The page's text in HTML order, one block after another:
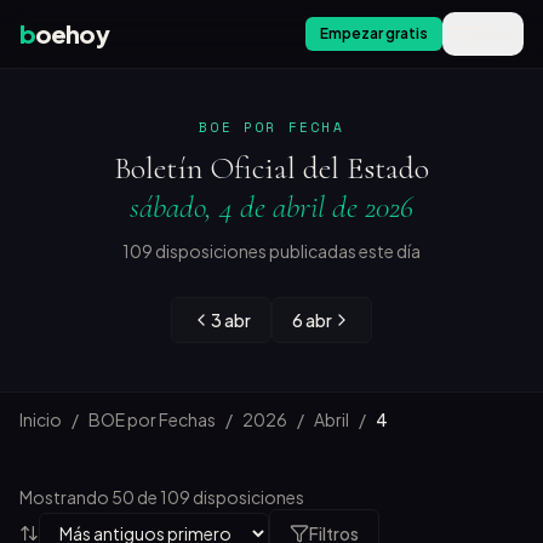
boehoy Empezar gratis
BOE POR FECHA
Boletín Oficial del Estado
sábado, 4 de abril de 2026
109 disposiciones publicadas este día
3 abr 6 abr
Inicio / BOE por Fechas / 2026 / Abril / 4
Mostrando 50 de 109 disposiciones
Filtros